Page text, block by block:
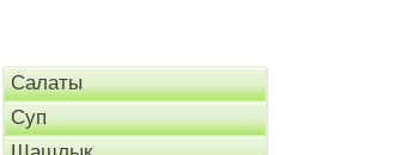
Салаты
Суп